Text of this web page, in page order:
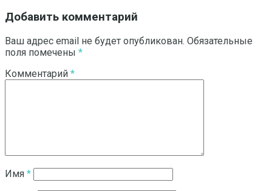
Добавить комментарий
Ваш адрес email не будет опубликован. Обязательные
поля помечены *
Комментарий *
Имя *